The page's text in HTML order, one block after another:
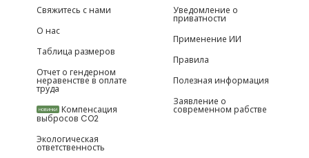
Свяжитесь с нами
О нас
Таблица размеров
Отчет о гендерном
неравенстве в оплате
труда
НОВИНКИ Компенсация
выбросов CO2
Экологическая
ответственность
Уведомление о
приватности
Применение ИИ
Правила
Полезная информация
Заявление о
современном рабстве